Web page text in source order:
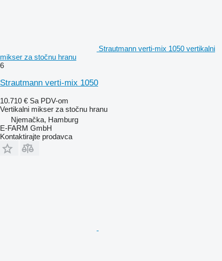
Strautmann verti-mix 1050 vertikalni
mikser za stočnu hranu
6
Strautmann verti-mix 1050
10.710 € Sa PDV-om
Vertikalni mikser za stočnu hranu
Njemačka, Hamburg
E-FARM GmbH
Kontaktirajte prodavca